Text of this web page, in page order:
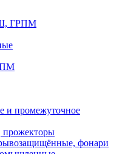
ГРПМ
и промежуточное
прожекторы
фонари